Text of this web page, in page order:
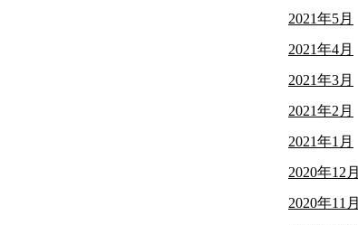
2021年5月
2021年4月
2021年3月
2021年2月
2021年1月
2020年12月
2020年11月